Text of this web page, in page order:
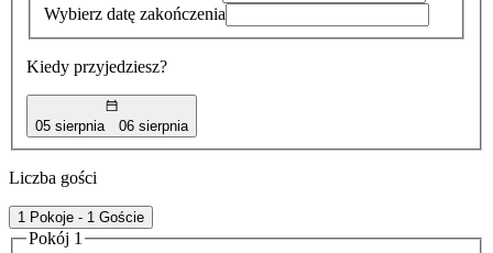
Wybierz datę zakończenia
Kiedy przyjedziesz?
05 sierpnia 06 sierpnia
Liczba gości
1 Pokoje - 1 Goście
Pokój 1